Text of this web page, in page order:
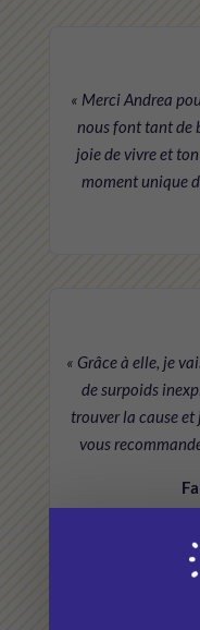
« Merci Andrea
nous font tant de
joie de vivre et
moment unique
« Grâce à elle, je
de surpoids
trouver la cause et
vous